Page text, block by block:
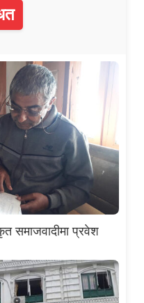
समाजवादीमा प्रवेश